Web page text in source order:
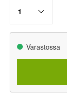
1
Varastossa